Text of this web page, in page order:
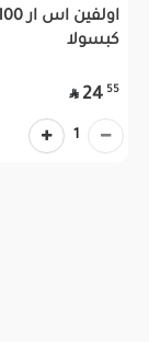
كبسولا
55
24

1